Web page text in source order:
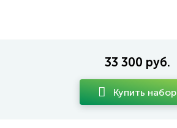
33 300 руб.
Купить набор